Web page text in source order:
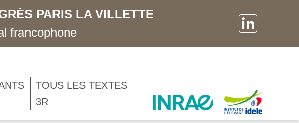
PARIS LA VILLETTE
francophone
TOUS LES TEXTES
3R